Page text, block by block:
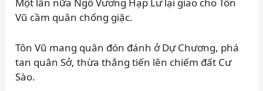
Vũ cầm quân chống giặc.
Tôn Vũ mang quân đón đánh ở Dự Chương, phá
tan quân Sở, thừa thắng tiến lên chiếm đất Cư
Sào.